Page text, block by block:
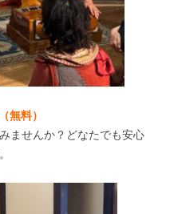
料）
ませんか？どなたでも安心